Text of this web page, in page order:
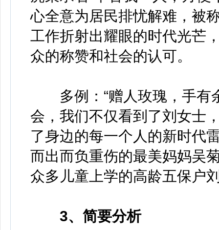
心全意为居民排忧解难，被
工作折射出耀眼的时代光芒
众的称赞和社会的认可。
多例：“赠人玫瑰，手有
会，我们不仅看到了刘女士
了身边的每一个人的新时代
而出而负重伤的最美妈妈吴
众多儿童上学的高龄五保户
3、简要分析